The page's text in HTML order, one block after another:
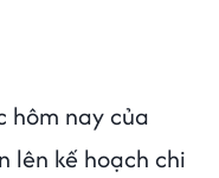
hôm nay của
lên kế hoạch chi